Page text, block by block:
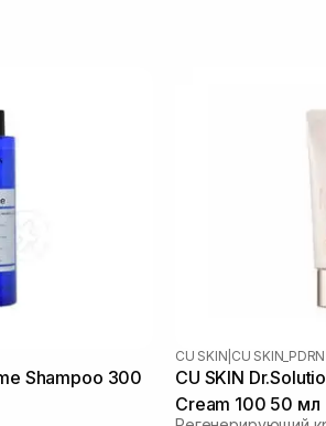
Shampoo 300
CU SKIN CU
CU SKIN
Cream 100 50 мл